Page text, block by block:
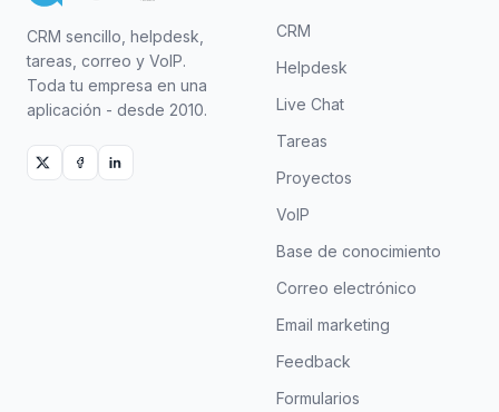
CRM sencillo, helpdesk,
tareas, correo y VoIP.
Toda tu empresa en una
aplicación - desde 2010.
CRM
Helpdesk
Live Chat
Tareas
Proyectos
VoIP
Base de conocimiento
Correo electrónico
Email marketing
Feedback
Formularios